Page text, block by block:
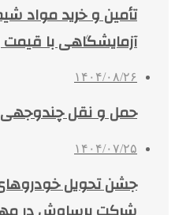
تأمین و خرید مواد
آزمایشگاهی با
۱۴۰۴/۰۸/۲۶
حمل و نقل چندوجهی
۱۴۰۴/۰۷/۲۵
جشن تحویل